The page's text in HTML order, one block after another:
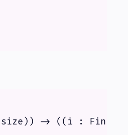
-> ((i : Fin